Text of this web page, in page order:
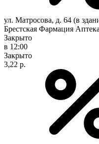
ул. Матросова, д. 64 (в
Брестская Фармация
Закрыто
в 12:00
Закрыто
3,22 р.